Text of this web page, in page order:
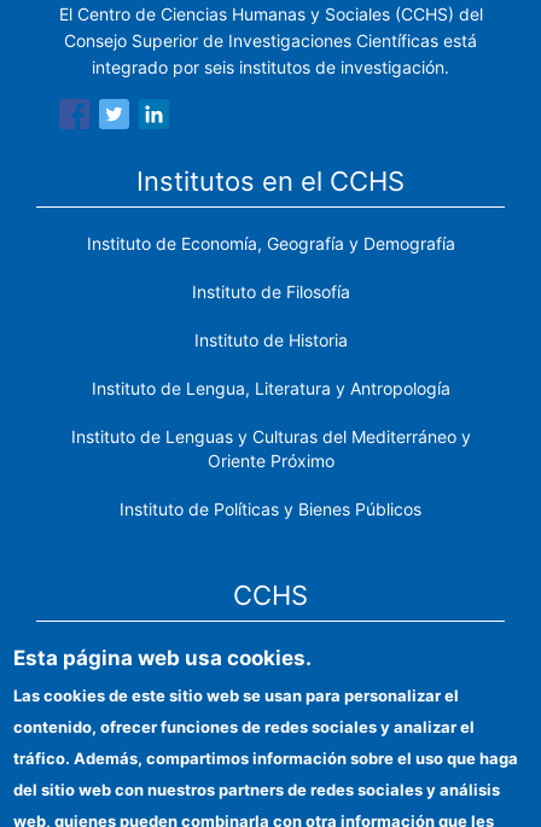
El Centro de Ciencias Humanas y Sociales (CCHS) del
Consejo Superior de Investigaciones Científicas está
integrado por seis institutos de investigación.
Institutos en el CCHS
Instituto de Economía, Geografía y Demografía
Instituto de Filosofía
Instituto de Historia
Instituto de Lengua, Literatura y Antropología
Instituto de Lenguas y Culturas del Mediterráneo y
Oriente Próximo
Instituto de Políticas y Bienes Públicos
CCHS
Sede electrónica CSIC
Identidad institucional
Información para proveedores
Ayudas FEDER
Esta página web usa cookies.
Las cookies de este sitio web se usan para personalizar el
contenido, ofrecer funciones de redes sociales y analizar el
tráfico. Además, compartimos información sobre el uso que haga
del sitio web con nuestros partners de redes sociales y análisis
web, quienes pueden combinarla con otra información que les